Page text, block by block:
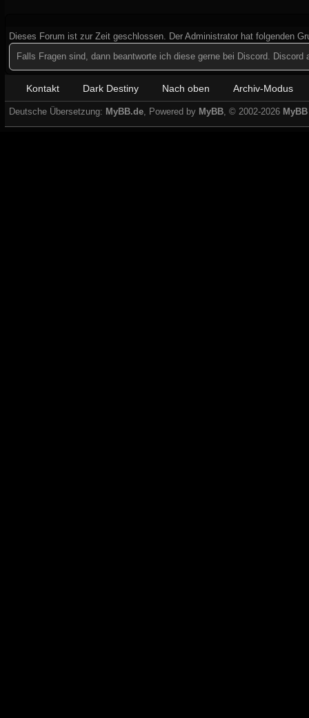
Dieses Forum ist zur Zeit geschlossen. Der Administrator hat folgenden
Falls Fragen sind, dann beantworte ich diese gerne bei Discord. Discord
Kontakt Dark Destiny Nach oben Archiv-Modus
Deutsche Übersetzung: MyBB.de , Powered by MyBB , © 2002-2026